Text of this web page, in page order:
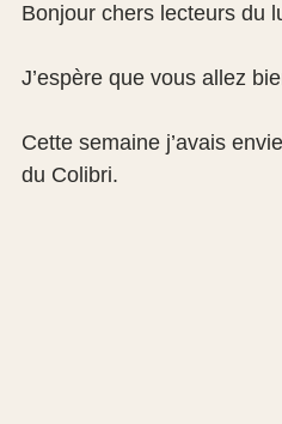
Bonjour chers lecteurs du
J’espère que vous allez
Cette semaine j’avais
du Colibri.